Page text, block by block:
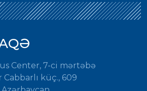
Center, 7-ci mərtəbə
Cabbarlı küç., 609